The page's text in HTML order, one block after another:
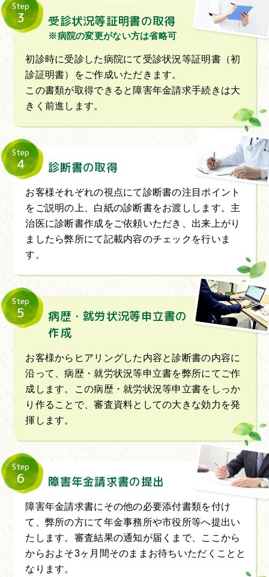
Step
3 受診状況等証明書の取得
※病院の変更がない方は省略可
初診時に受診した病院にて受診状況等証明書（初
診証明書）をご作成いただきます。
この書類が取得できると障害年金請求手続きは大
きく前進します。
Step
4 診断書の取得
お客様それぞれの視点にて診断書の注目ポイント
をご説明の上、白紙の診断書をお渡しします。主
治医に診断書作成をご依頼いただき、出来上がり
ましたら弊所にて記載内容のチェックを行いま
す。
Step
5
病歴・就労状況等申立書の
作成
お客様からヒアリングした内容と診断書の内容に
沿って、病歴・就労状況等申立書を弊所にてご作
成します。この病歴・就労状況等申立書をしっか
り作ることで、審査資料としての大きな効力を発
揮します。
Step
6 障害年金請求書の提出
障害年金請求書にその他の必要添付書類を付け
て、弊所の方にて年金事務所や市役所等へ提出い
たします。審査結果の通知が届くまで、ここから
からおよそ3ヶ月間そのままお待ちいただくことと
なります。